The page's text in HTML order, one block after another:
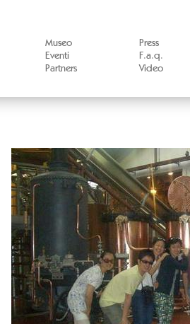
Museo
Eventi
Partners
Press
F.a.q.
Video